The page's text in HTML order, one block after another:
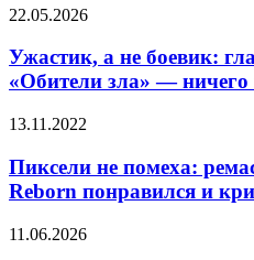
боевые
в
адаптации
Ужастик,
не
боевик:
главный
новой
зла»
—
не
22.05.2026
Ужастик, а не боевик:
«Обители зла» —
Пиксели
помеха:
ремастер
Tactics
Reborn
13.11.2022
Пиксели не помеха:
Reborn понравился и
Mighty
11.06.2026